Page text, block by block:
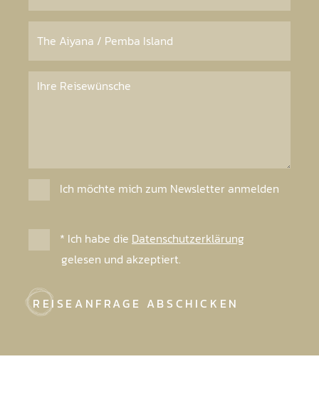
Ich möchte mich zum Newsletter anmelden
* Ich habe die Datenschutzerklärung
gelesen und akzeptiert.
REISEANFRAGE ABSCHICKEN